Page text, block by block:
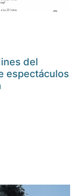
del
espectáculos